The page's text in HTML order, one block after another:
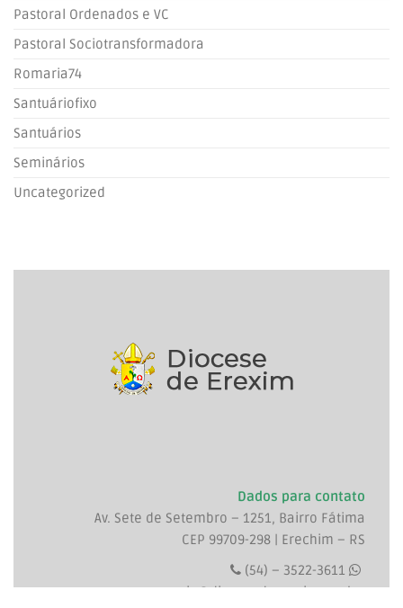
Pastoral Ordenados e VC
Pastoral Sociotransformadora
Romaria74
Santuáriofixo
Santuários
Seminários
Uncategorized
Dados para contato
Av. Sete de Setembro – 1251, Bairro Fátima
CEP 99709-298 | Erechim – RS
(54) – 3522-3611
curia@diocesedeerexim.org.br